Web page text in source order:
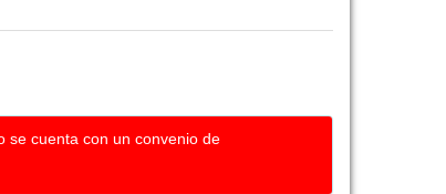
se cuenta con un convenio de